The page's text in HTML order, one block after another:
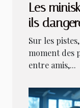
Les
ils
Sur les
moment des
entre amis,...